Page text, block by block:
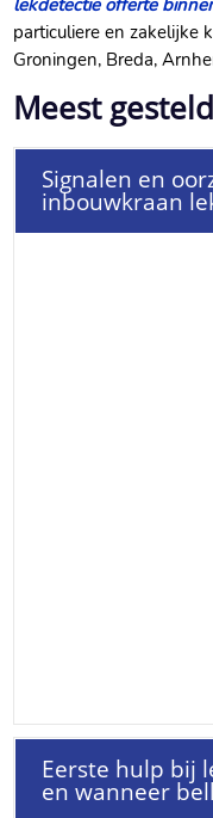
particuliere en zakelijke
Groningen, Breda,
Meest
Signalen en
inbouwkraan
Eerste hulp bij
en wanneer